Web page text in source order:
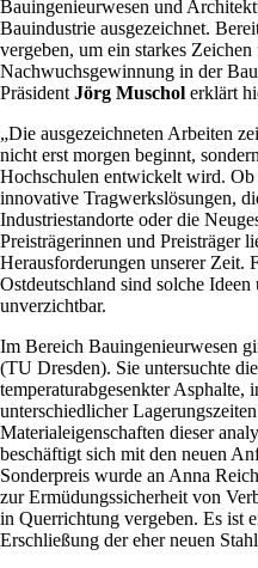
Bauingenieurwesen und
Bauindustrie ausgezeichnet.
vergeben, um ein starkes
Nachwuchsgewinnung in der
Präsident Jörg Muschol erklärt
„Die ausgezeichneten Arbeiten
nicht erst morgen beginnt,
Hochschulen entwickelt wird. Ob
innovative Tragwerkslösungen,
Industriestandorte oder die
Preisträgerinnen und Preisträger
Herausforderungen unserer Zeit.
Ostdeutschland sind solche
unverzichtbar.
Im Bereich Bauingenieurwesen
(TU Dresden). Sie untersuchte
temperaturabgesenkter Asphalte,
unterschiedlicher
Materialeigenschaften dieser
beschäftigt sich mit den neuen
Sonderpreis wurde an Anna
zur Ermüdungssicherheit von
in Querrichtung vergeben. Es ist
Erschließung der eher neuen